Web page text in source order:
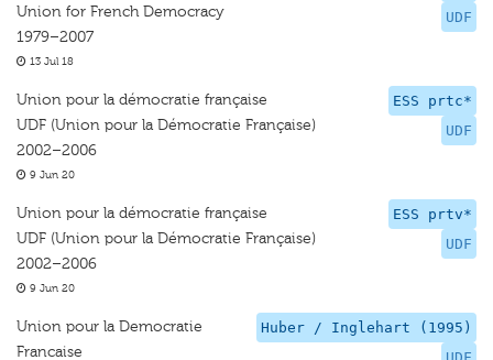
UDF
Union for French Democracy
1979–2007
13 Jul 18
ESS prtc*
UDF
Union pour la démocratie française
UDF (Union pour la Démocratie Française)
2002–2006
9 Jun 20
ESS prtv*
UDF
Union pour la démocratie française
UDF (Union pour la Démocratie Française)
2002–2006
9 Jun 20
Huber / Inglehart (1995)
Union pour la Democratie
Francaise